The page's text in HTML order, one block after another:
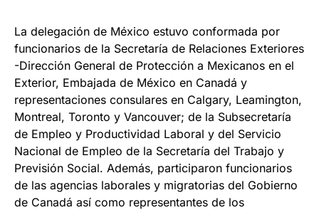
La delegación de México estuvo conformada por
funcionarios de la Secretaría de Relaciones Exteriores
-Dirección General de Protección a Mexicanos en el
Exterior, Embajada de México en Canadá y
representaciones consulares en Calgary, Leamington,
Montreal, Toronto y Vancouver; de la Subsecretaría
de Empleo y Productividad Laboral y del Servicio
Nacional de Empleo de la Secretaría del Trabajo y
Previsión Social. Además, participaron funcionarios
de las agencias laborales y migratorias del Gobierno
de Canadá así como representantes de los